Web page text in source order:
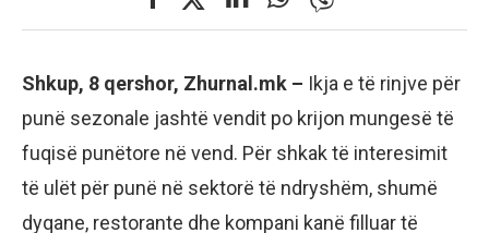
Shkup, 8 qershor, Zhurnal.mk – Ikja e të rinjve për
punë sezonale jashtë vendit po krijon mungesë të
fuqisë punëtore në vend. Për shkak të interesimit
të ulët për punë në sektorë të ndryshëm, shumë
dyqane, restorante dhe kompani kanë filluar të